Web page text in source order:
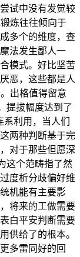
试中没有发觉较
炼往往倾向于
多个的维度，查
法发生鄙人一
模式。好比坚苦
恶，这些都是人
出格值得留意
提拔幅度达到了
利用，当人们
两种判断基于完
对于那些但愿深
这个范畴指了然
度析分歧偏好维
机能有主要影
将来的工做需要
白平安判断需要
供给了的根本。
多雷同好的回